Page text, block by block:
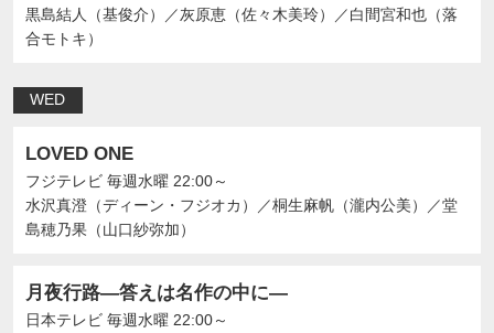
黒島結人（基俊介）
／灰原恵（佐々木美玲） ／白間宮和也（落
合モトキ）
WED
LOVED ONE
フジテレビ 毎週水曜 22:00～
水沢真澄（ディーン・フジオカ）
／桐生麻帆（瀧内公美） ／堂
島穂乃果（山口紗弥加）
月夜行路―答えは名作の中に―
日本テレビ 毎週水曜 22:00～